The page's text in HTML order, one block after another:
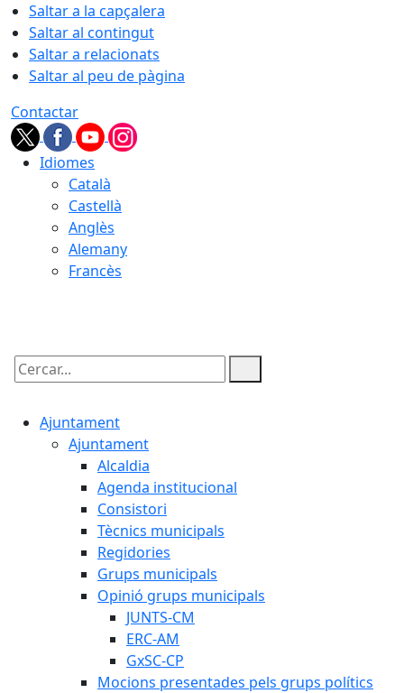
Saltar a la capçalera
Saltar al contingut
Saltar a relacionats
Saltar al peu de pàgina
Contactar
Idiomes
Català
Castellà
Anglès
Alemany
Francès
Cercar:
Ajuntament
Ajuntament
Alcaldia
Agenda institucional
Consistori
Tècnics municipals
Regidories
Grups municipals
Opinió grups municipals
JUNTS-CM
ERC-AM
GxSC-CP
Mocions presentades pels grups polítics